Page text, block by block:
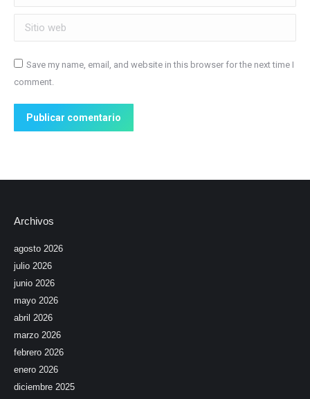
Sitio web
Save my name, email, and website in this browser for the next time I
comment.
Publicar comentario
Archivos
agosto 2026
julio 2026
junio 2026
mayo 2026
abril 2026
marzo 2026
febrero 2026
enero 2026
diciembre 2025